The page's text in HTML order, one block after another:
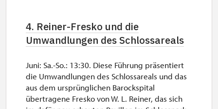
4. Reiner-Fresko und die
Umwandlungen des Schlossareals
Juni: Sa.-So.: 13:30. Diese Führung präsentiert
die Umwandlungen des Schlossareals und das
aus dem ursprünglichen Barockspital
übertragene Fresko von W. L. Reiner, das sich